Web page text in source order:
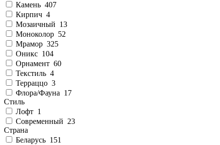
Камень 407
Кирпич 4
Мозаичный 13
Моноколор 52
Мрамор 325
Оникс 104
Орнамент 60
Текстиль 4
Терраццо 3
Флора/Фауна 17
Стиль
Лофт 1
Современный 23
Страна
Беларусь 151